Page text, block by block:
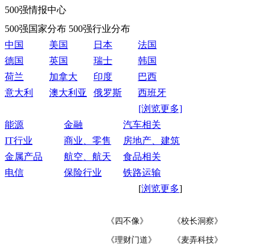
500强情报中心
500强国家分布 500强行业分布
中国
美国 日本
法国
德国
英国 瑞士
韩国
荷兰
加拿大 印度
巴西
意大利
澳大利亚 俄罗斯
西班牙
[浏览更多]
能源
金融
汽车相关
IT行业
商业、零售
房地产、建筑
金属产品
航空、航天
食品相关
电信
保险行业
铁路运输
[浏览更多]